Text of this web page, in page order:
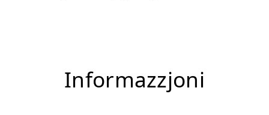
Informazzjoni